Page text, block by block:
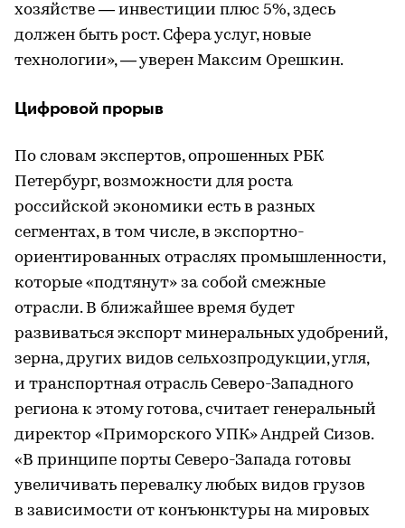
хозяйстве — инвестиции плюс 5%, здесь
должен быть рост. Сфера услуг, новые
технологии», — уверен Максим Орешкин.
Цифровой прорыв
По словам экспертов, опрошенных РБК
Петербург, возможности для роста
российской экономики есть в разных
сегментах, в том числе, в экспортно-
ориентированных отраслях промышленности,
которые «подтянут» за собой смежные
отрасли. В ближайшее время будет
развиваться экспорт минеральных удобрений,
зерна, других видов сельхозпродукции, угля,
и транспортная отрасль Северо-Западного
региона к этому готова, считает генеральный
директор «Приморского УПК» Андрей Сизов.
«В принципе порты Северо-Запада готовы
увеличивать перевалку любых видов грузов
в зависимости от конъюнктуры на мировых